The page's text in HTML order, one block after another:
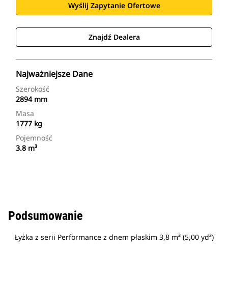
Wyślij Zapytanie Ofertowe
Znajdź Dealera
Najważniejsze Dane
Szerokość
2894 mm
Masa
1777 kg
Pojemność
3.8 m³
Podsumowanie
Łyżka z serii Performance z dnem płaskim 3,8 m³ (5,00 yd³)